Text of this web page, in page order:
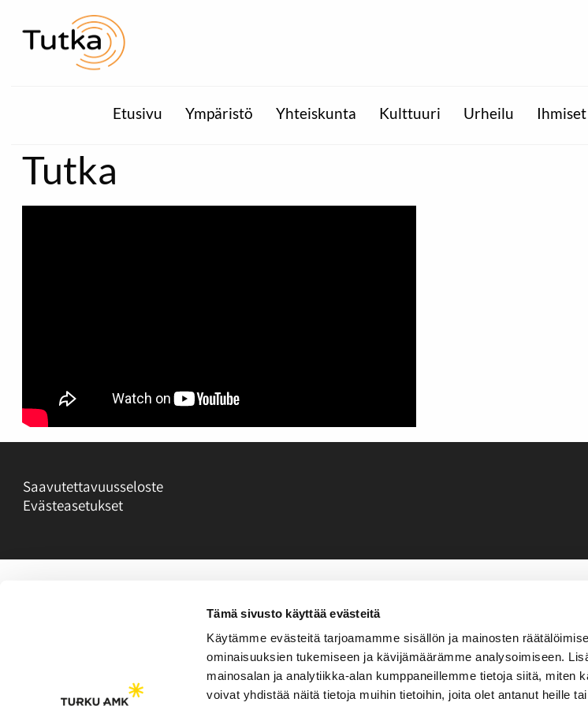
Tämä sivusto käyttää evästeitä
Käytämme evästeitä tarjoamamme sisällön ja mainosten
ominaisuuksien tukemiseen ja kävijämäärämme analysoimiseen.
mainosalan ja analytiikka-alan kumppaneillemme tietoja siitä, miten
voivat yhdistää näitä tietoja muihin tietoihin, joita olet antanut heille
Etusivu Ympäristö Yhteiskunta Kulttuuri Urheilu Ihmiset
Tutka
Saavutettavuusseloste
Evästeasetukset